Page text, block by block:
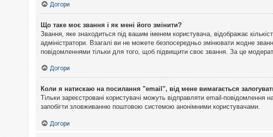
Догори
Що таке моє звання і як мені його змінити?
Звання, яке знаходиться під вашим іменем користувача, відображає
адміністратори. Взагалі ви не можете безпосередньо змінювати жодне
повідомленнями тільки для того, щоб підвищити своє звання. За це
Догори
Коли я натискаю на посилання "email", від мене вимагається
Тільки зареєстровані користувачі можуть відправляти email-
запобігти зловживанню поштовою системою анонімними користувачами.
Догори